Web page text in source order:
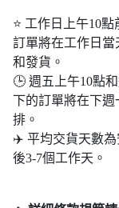
⭐ 工作日上午10點
訂單將在工作日當
和發貨。
🕒 週五上午10點
下的訂單將在下週
排。
✈️ 平均交貨天數為
後3-7個工作天。